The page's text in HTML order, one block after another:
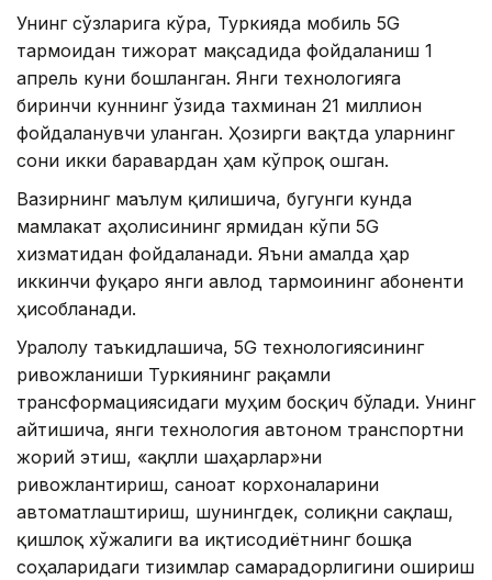
Унинг сўзларига кўра, Туркияда мобиль 5G
тармоғидан тижорат мақсадида фойдаланиш 1
апрель куни бошланган. Янги технологияга
биринчи куннинг ўзида тахминан 21 миллион
фойдаланувчи уланган. Ҳозирги вақтда уларнинг
сони икки баравардан ҳам кўпроқ ошган.
Вазирнинг маълум қилишича, бугунги кунда
мамлакат аҳолисининг ярмидан кўпи 5G
хизматидан фойдаланади. Яъни амалда ҳар
иккинчи фуқаро янги авлод тармоғининг абоненти
ҳисобланади.
Уралоғлу таъкидлашича, 5G технологиясининг
ривожланиши Туркиянинг рақамли
трансформациясидаги муҳим босқич бўлади. Унинг
айтишича, янги технология автоном транспортни
жорий этиш, «ақлли шаҳарлар»ни
ривожлантириш, саноат корхоналарини
автоматлаштириш, шунингдек, соғлиқни сақлаш,
қишлоқ хўжалиги ва иқтисодиётнинг бошқа
соҳаларидаги тизимлар самарадорлигини ошириш